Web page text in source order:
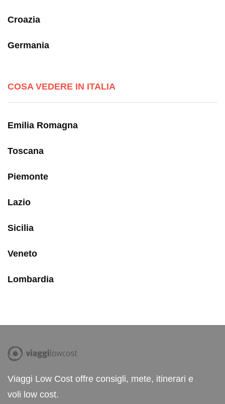
Croazia
Germania
COSA VEDERE IN ITALIA
Emilia Romagna
Toscana
Piemonte
Lazio
Sicilia
Veneto
Lombardia
Viaggi Low Cost offre consigli, mete, itinerari e
voli low cost.